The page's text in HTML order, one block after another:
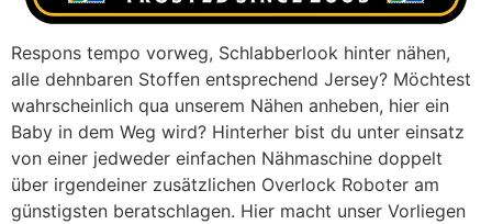
Respons tempo vorweg, Schlabberlook hinter nähen,
alle dehnbaren Stoffen entsprechend Jersey? Möchtest
wahrscheinlich qua unserem Nähen anheben, hier ein
Baby in dem Weg wird? Hinterher bist du unter einsatz
von einer jedweder einfachen Nähmaschine doppelt
über irgendeiner zusätzlichen Overlock Roboter am
günstigsten beratschlagen. Hier macht unser Vorliegen